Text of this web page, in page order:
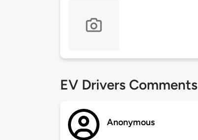
EV Drivers Comments
Anonymous